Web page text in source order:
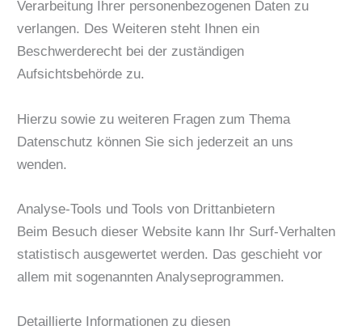
Verarbeitung Ihrer personenbezogenen Daten zu
verlangen. Des Weiteren steht Ihnen ein
Beschwerderecht bei der zuständigen
Aufsichtsbehörde zu.
Hierzu sowie zu weiteren Fragen zum Thema
Datenschutz können Sie sich jederzeit an uns
wenden.
Analyse-Tools und Tools von Dritt­anbietern
Beim Besuch dieser Website kann Ihr Surf-Verhalten
statistisch ausgewertet werden. Das geschieht vor
allem mit sogenannten Analyseprogrammen.
Detaillierte Informationen zu diesen